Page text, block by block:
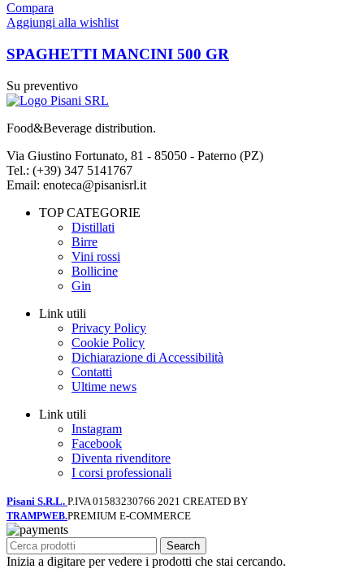
Compara
Aggiungi alla wishlist
SPAGHETTI MANCINI 500 GR
Su preventivo
Food&Beverage distribution.
Via Giustino Fortunato, 81 - 85050 - Paterno (PZ)
Tel.: (+39) 347 5141767
Email: enoteca@pisanisrl.it
TOP CATEGORIE
Distillati
Birre
Vini rossi
Bollicine
Gin
Link utili
Privacy Policy
Cookie Policy
Dichiarazione di Accessibilità
Contatti
Ultime news
Link utili
Instagram
Facebook
Diventa rivenditore
I corsi professionali
Pisani S.R.L. P.IVA 01583230766 2021 CREATED BY
TRAMPWEB.PREMIUM E-COMMERCE
Search
Inizia a digitare per vedere i prodotti che stai cercando.